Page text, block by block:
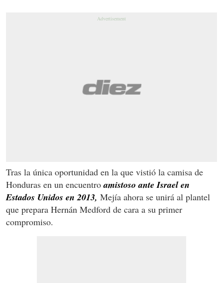
Tras la única oportunidad en la que vistió la camisa de
Honduras en un encuentroamistoso ante Israel en
Estados Unidos en 2013, Mejía ahora se unirá al plantel
que prepara Hernán Medford de cara a su primer
compromiso.